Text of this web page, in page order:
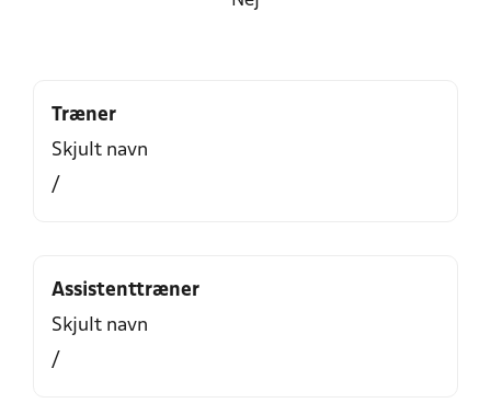
Træner
Skjult navn
/
Assistenttræner
Skjult navn
/